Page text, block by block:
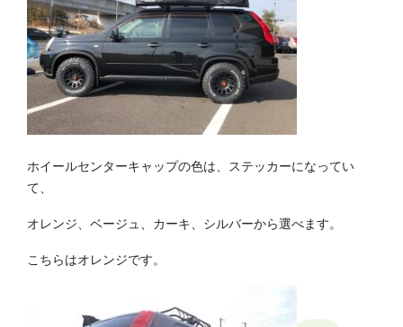
ホイールセンターキャップの色は、ステッカーになってい
て、
オレンジ、ベージュ、カーキ、シルバーから選べます。
こちらはオレンジです。